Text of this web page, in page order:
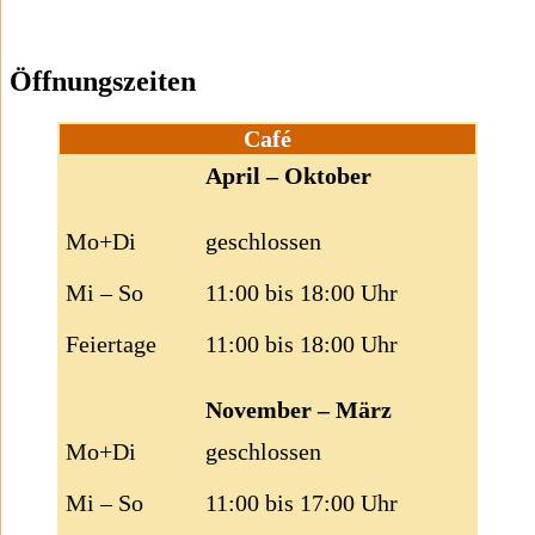
Öffnungszeiten
Café
April – Oktober
Mo+Di
Mi – So
Feiertage
geschlossen
11:00 bis 18:00 Uhr
11:00 bis 18:00 Uhr
November – März
Mo+Di
Mi – So
geschlossen
11:00 bis 17:00 Uhr